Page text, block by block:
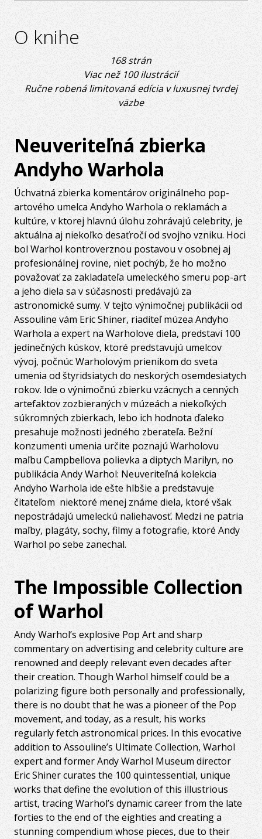
O knihe
168 strán
Viac než 100 ilustrácií
Ručne robená limitovaná edícia v luxusnej tvrdej
väzbe
Neuveriteľná zbierka
Andyho Warhola
Úchvatná zbierka komentárov originálneho pop-
artového umelca Andyho Warhola o reklamách a
kultúre, v ktorej hlavnú úlohu zohrávajú celebrity, je
aktuálna aj niekoľko desaťročí od svojho vzniku. Hoci
bol Warhol kontroverznou postavou v osobnej aj
profesionálnej rovine, niet pochýb, že ho možno
považovať za zakladateľa umeleckého smeru pop-art
a jeho diela sa v súčasnosti predávajú za
astronomické sumy. V tejto výnimočnej publikácii od
Assouline vám Eric Shiner, riaditeľ múzea Andyho
Warhola a expert na Warholove diela, predstaví 100
jedinečných kúskov, ktoré predstavujú umelcov
vývoj, počnúc Warholovým prienikom do sveta
umenia od štyridsiatych do neskorých osemdesiatych
rokov. Ide o výnimočnú zbierku vzácnych a cenných
artefaktov zozbieraných v múzeách a niekoľkých
súkromných zbierkach, lebo ich hodnota ďaleko
presahuje možnosti jedného zberateľa. Bežní
konzumenti umenia určite poznajú Warholovu
maľbu Campbellova polievka a diptych Marilyn, no
publikácia Andy Warhol: Neuveriteľná kolekcia
Andyho Warhola ide ešte hlbšie a predstavuje
čitateľom niektoré menej známe diela, ktoré však
nepostrádajú umeleckú naliehavosť. Medzi ne patria
maľby, plagáty, sochy, filmy a fotografie, ktoré Andy
Warhol po sebe zanechal.
The Impossible Collection
of Warhol
Andy Warhol’s explosive Pop Art and sharp
commentary on advertising and celebrity culture are
renowned and deeply relevant even decades after
their creation. Though Warhol himself could be a
polarizing figure both personally and professionally,
there is no doubt that he was a pioneer of the Pop
movement, and today, as a result, his works
regularly fetch astronomical prices. In this evocative
addition to Assouline’s Ultimate Collection, Warhol
expert and former Andy Warhol Museum director
Eric Shiner curates the 100 quintessential, unique
works that define the evolution of this illustrious
artist, tracing Warhol’s dynamic career from the late
forties to the end of the eighties and creating a
stunning compendium whose pieces, due to their